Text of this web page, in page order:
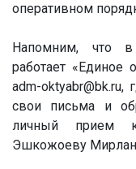
оперативном
Напомним, что в
работает «Единое
adm-
свои письма и
личный прием к
Эшкожоеву